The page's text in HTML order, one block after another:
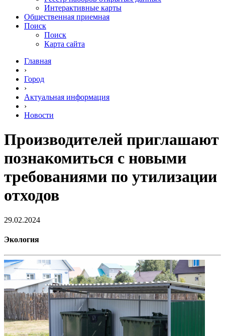
Интерактивные карты
Общественная приемная
Поиск
Поиск
Карта сайта
Главная
›
Город
›
Актуальная информация
›
Новости
Производителей приглашают
познакомиться с новыми
требованиями по утилизации
отходов
29.02.2024
Экология